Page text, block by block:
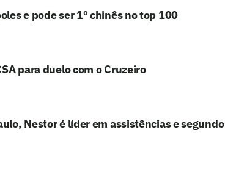
e pode ser 1º chinês no top 100
para duelo com o Cruzeiro
Nestor é líder em assistências e segundo